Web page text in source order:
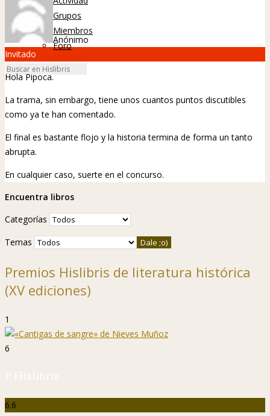
Grupos
Miembros
Foro
Anónimo
Invitado
Hola Pipoca.
La trama, sin embargo, tiene unos cuantos puntos discutibles
como ya te han comentado.
El final es bastante flojo y la historia termina de forma un tanto
abrupta.
En cualquier caso, suerte en el concurso.
Encuentra libros
Categorías
Temas
Premios Hislibris de literatura histórica
(XV ediciones)
1
6
P. Hislibris
6.6